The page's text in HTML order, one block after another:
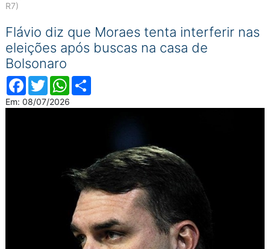
R7)
Flávio diz que Moraes tenta interferir nas
eleições após buscas na casa de
Bolsonaro
Facebook
TwitterWhatsAppCompartilhar
Em: 08/07/2026